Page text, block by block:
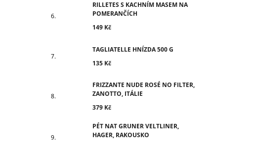
RILLETES S KACHNÍM MASEM NA
POMERANČÍCH
149 Kč
TAGLIATELLE HNÍZDA 500 G
135 Kč
FRIZZANTE NUDE ROSÉ NO FILTER,
ZANOTTO, ITÁLIE
379 Kč
PÉT NAT GRUNER VELTLINER,
HAGER, RAKOUSKO